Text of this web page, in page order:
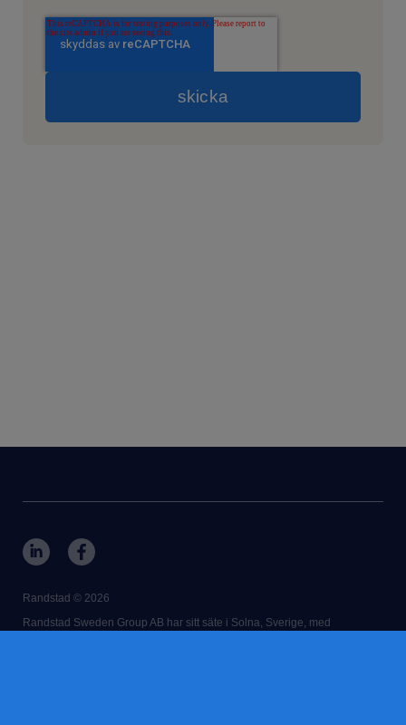
Randstad © 2026
Randstad Sweden Group AB har sitt säte i Solna, Sverige, med